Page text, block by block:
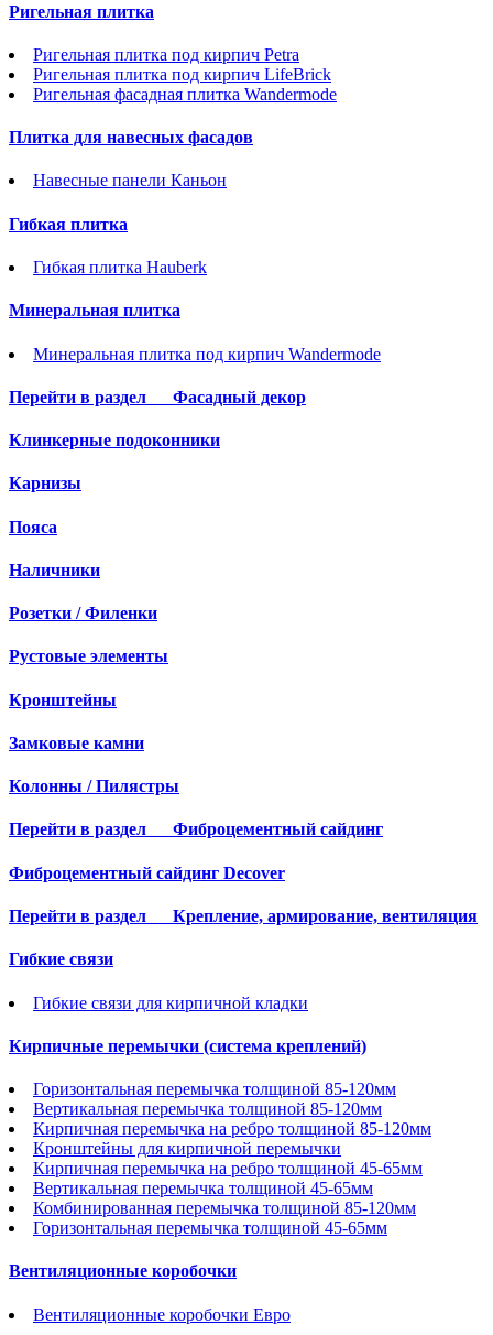
Ригельная плитка
Ригельная плитка под кирпич Petra
Ригельная плитка под кирпич LifeBrick
Ригельная фасадная плитка Wandermode
Плитка для навесных фасадов
Навесные панели Каньон
Гибкая плитка
Гибкая плитка Hauberk
Минеральная плитка
Минеральная плитка под кирпич Wandermode
Перейти в раздел Фасадный декор
Клинкерные подоконники
Карнизы
Пояса
Наличники
Розетки / Филенки
Рустовые элементы
Кронштейны
Замковые камни
Колонны / Пилястры
Перейти в раздел Фиброцементный сайдинг
Фиброцементный сайдинг Decover
Перейти в раздел Крепление, армирование, вентиляция
Гибкие связи
Гибкие связи для кирпичной кладки
Кирпичные перемычки (система креплений)
Горизонтальная перемычка толщиной 85-120мм
Вертикальная перемычка толщиной 85-120мм
Кирпичная перемычка на ребро толщиной 85-120мм
Кронштейны для кирпичной перемычки
Кирпичная перемычка на ребро толщиной 45-65мм
Вертикальная перемычка толщиной 45-65мм
Комбинированная перемычка толщиной 85-120мм
Горизонтальная перемычка толщиной 45-65мм
Вентиляционные коробочки
Вентиляционные коробочки Евро